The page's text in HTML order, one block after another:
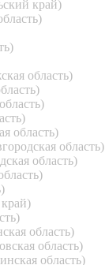
край)
область)
область)
область)
область)
область)
область)
область)